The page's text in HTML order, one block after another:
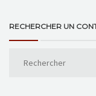
RECHERCHER UN